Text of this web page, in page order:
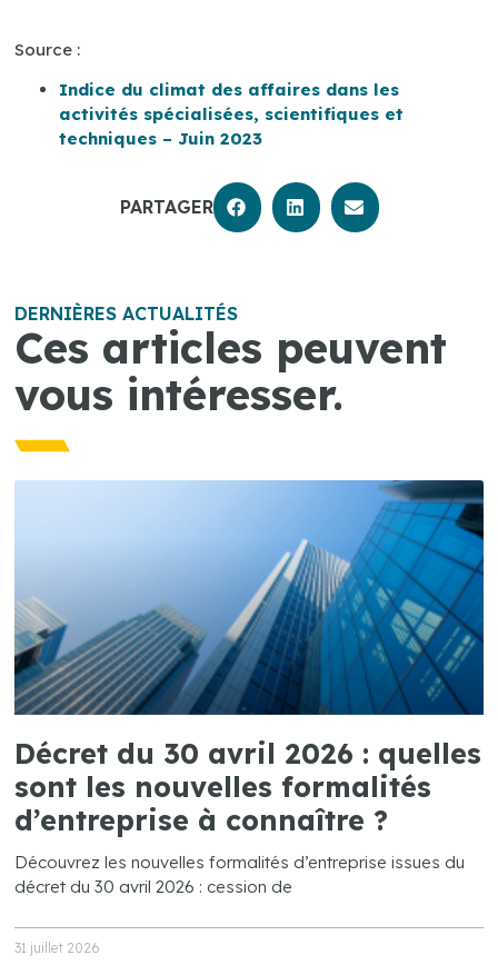
Source :
Indice du climat des affaires dans les
activités spécialisées, scientifiques et
techniques – Juin 2023
PARTAGER
DERNIÈRES ACTUALITÉS
Ces articles peuvent
vous intéresser.
Décret du 30 avril 2026 : quelles
sont les nouvelles formalités
d’entreprise à connaître ?
Découvrez les nouvelles formalités d’entreprise issues du
décret du 30 avril 2026 : cession de
31 juillet 2026